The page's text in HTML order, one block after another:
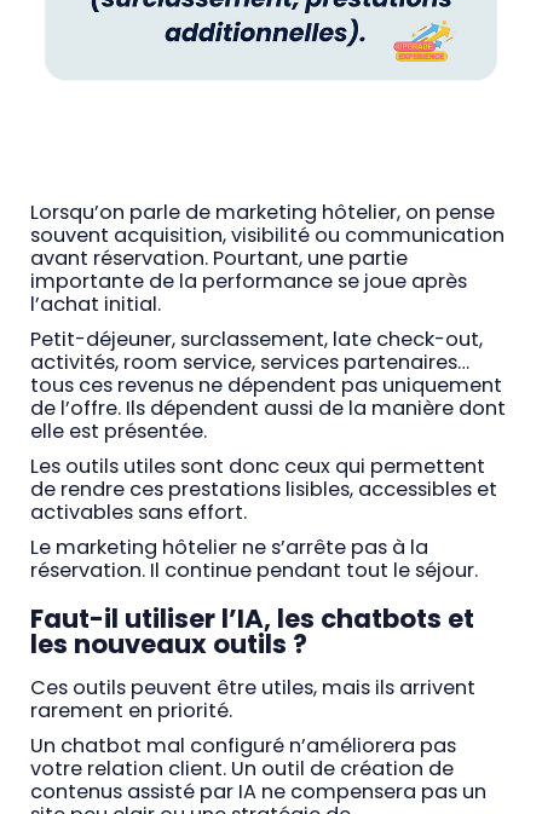
Lorsqu’on parle de marketing hôtelier, on pense
souvent acquisition, visibilité ou communication
avant réservation. Pourtant, une partie
importante de la performance se joue après
l’achat initial.
Petit-déjeuner, surclassement, late check-out,
activités, room service, services partenaires…
tous ces revenus ne dépendent pas uniquement
de l’offre. Ils dépendent aussi de la manière dont
elle est présentée.
Les outils utiles sont donc ceux qui permettent
de rendre ces prestations lisibles, accessibles et
activables sans effort.
Le marketing hôtelier ne s’arrête pas à la
réservation. Il continue pendant tout le séjour.
Faut-il utiliser l’IA, les chatbots et
les nouveaux outils ?
Ces outils peuvent être utiles, mais ils arrivent
rarement en priorité.
Un chatbot mal configuré n’améliorera pas
votre relation client. Un outil de création de
contenus assisté par IA ne compensera pas un